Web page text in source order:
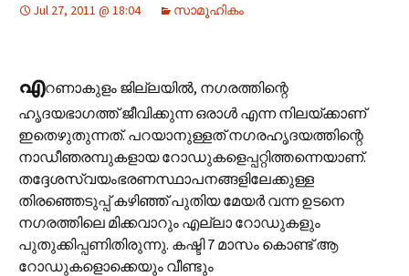
Jul 27, 2011 @ 18:04 സാമൂഹികം
എറണാകുളം ജില്ലയിൽ, നഗരത്തിന്റെ
ഹൃദയഭാഗത്ത് ജീവിക്കുന്ന ഒരാൾ എന്ന നിലയ്ക്കാണ്
ഇതെഴുതുന്നത്. പറയാനുള്ളത് നഗരഹൃദയത്തിന്റെ
നാഡീഞരമ്പുകളായ റോഡുകളെപ്പറ്റിത്തന്നെയാണ്.
തദ്ദേശസ്വയംഭരണസ്ഥാപനങ്ങളിലേക്കുള്ള
തിരഞ്ഞെടുപ്പ് കഴിഞ്ഞ് പുതിയ മേയർ വന്ന ഉടനെ
നഗരത്തിലെ മിക്കവാറും എല്ലാ റോഡുകളും
പുതുക്കിപ്പണിതിരുന്നു. കഷ്ടി 7 മാസം കൊണ്ട് ആ
റോഡുകളൊക്കെയും വീണ്ടും